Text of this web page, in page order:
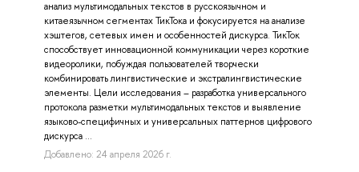
анализ мультимодальных текстов в русскоязычном и
китаеязычном сегментах ТикТока и фокусируется на анализе
хэштегов, сетевых имен и особенностей дискурса. ТикТок
способствует инновационной коммуникации через короткие
видеоролики, побуждая пользователей творчески
комбинировать лингвистические и экстралингвистические
элементы. Цели исследования – разработка универсального
протокола разметки мультимодальных текстов и выявление
языково-специфичных и универсальных паттернов цифрового
дискурса ...
Добавлено: 24 апреля 2026 г.